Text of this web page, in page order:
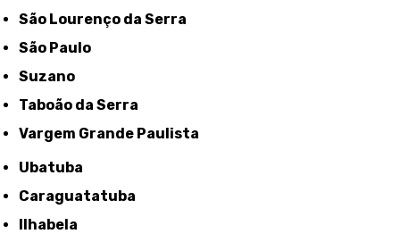
São Lourenço da Serra
São Paulo
Suzano
Taboão da Serra
Vargem Grande Paulista
Ubatuba
Caraguatatuba
Ilhabela